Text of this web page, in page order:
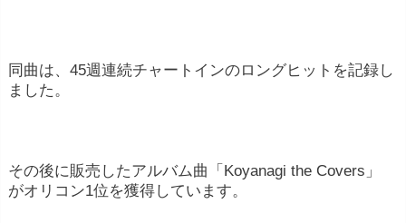
同曲は、45週連続チャートインのロングヒットを記録し
ました。
その後に販売したアルバム曲「Koyanagi the Covers」
がオリコン1位を獲得しています。